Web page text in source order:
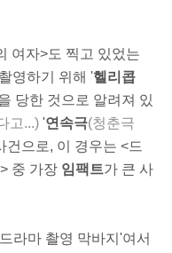
여자>도 찍고 있었는
영하기 위해 '헬리콥
당한 것으로 알려져 있
고...) '연속극(청춘극
건으로, 이 경우는 <드
중 가장 임팩트가 큰 사
라마 촬영 막바지'여서